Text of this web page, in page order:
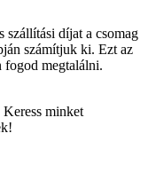
szállítási díjat a csomag
számítjuk ki. Ezt az
fogod megtalálni.
Keress minket